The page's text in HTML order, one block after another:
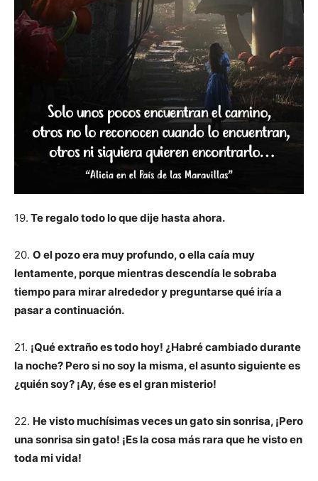
19. Te regalo todo lo que dije hasta ahora.
20. O el pozo era muy profundo, o ella caía muy
lentamente, porque mientras descendía le sobraba
tiempo para mirar alrededor y preguntarse qué iría a
pasar a continuación.
21. ¡Qué extraño es todo hoy! ¿Habré cambiado durante
la noche? Pero si no soy la misma, el asunto siguiente es
¿quién soy? ¡Ay, ése es el gran misterio!
22. He visto muchísimas veces un gato sin sonrisa, ¡Pero
una sonrisa sin gato! ¡Es la cosa más rara que he visto en
toda mi vida!